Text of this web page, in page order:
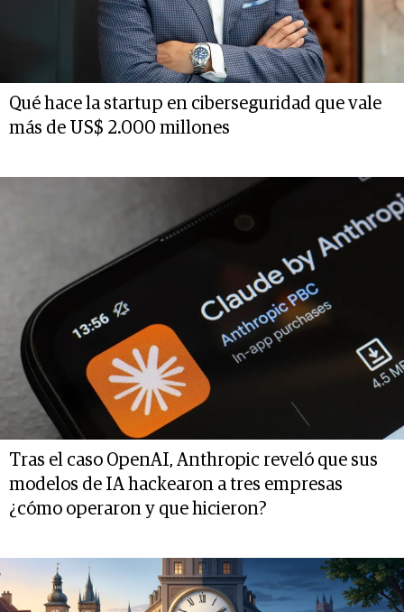
Qué hace la startup en ciberseguridad que vale
más de US$ 2.000 millones
Tras el caso OpenAI, Anthropic reveló que sus
modelos de IA hackearon a tres empresas
¿cómo operaron y que hicieron?